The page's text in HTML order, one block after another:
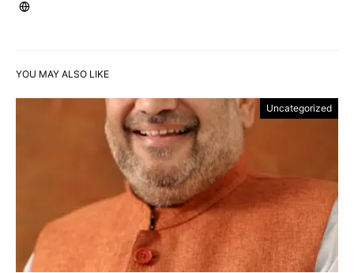
YOU MAY ALSO LIKE
Uncategorized